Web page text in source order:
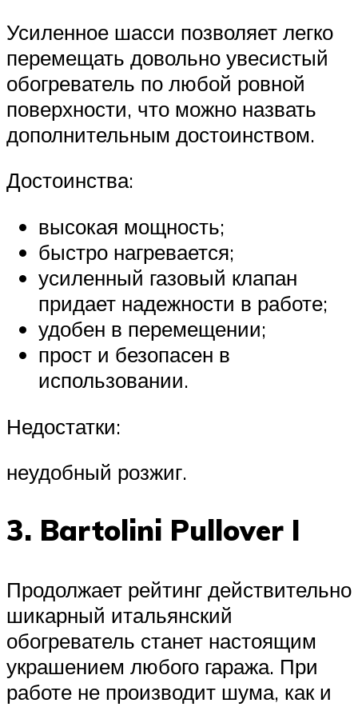
Усиленное шасси позволяет легко
перемещать довольно увесистый
обогреватель по любой ровной
поверхности, что можно назвать
дополнительным достоинством.
Достоинства:
высокая мощность;
быстро нагревается;
усиленный газовый клапан
придает надежности в работе;
удобен в перемещении;
прост и безопасен в
использовании.
Недостатки:
неудобный розжиг.
3. Bartolini Pullover I
Продолжает рейтинг действительно
шикарный итальянский
обогреватель станет настоящим
украшением любого гаража. При
работе не производит шума, как и